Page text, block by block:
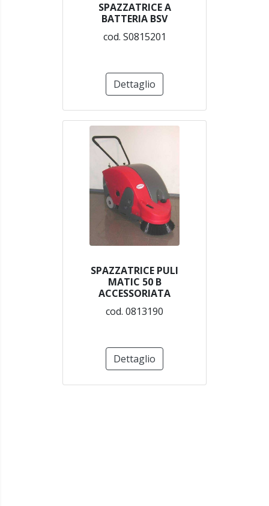
SPAZZATRICE A
BATTERIA BSV
cod. S0815201
Dettaglio
SPAZZATRICE PULI
MATIC 50 B
ACCESSORIATA
cod. 0813190
Dettaglio